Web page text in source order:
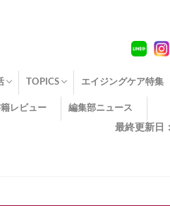
TOPICS
エイジングケア TOPICS
コラーゲンサプリの効果
エイジングケアクイズ
季節別のエイジングケア
幸福とエイジングケア
温活でアンチエイジング
イオン導入
エイジングケア3つのポイント
エイジングケアセミナー
エイジングケアトピックス
動画でみるエイジングケア
エイジングケア特集
レビュー 編集部ニュース
最終更新日